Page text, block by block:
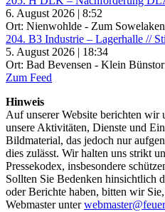
6. August 2026 | 8:52
Ort: Nienwohlde - Zum Sowelaken
204. B3 Industrie – Lagerhalle //
5. August 2026 | 18:34
Ort: Bad Bevensen - Klein
Zum Feed
Hinweis
Auf unserer Website berichten wir
unsere Aktivitäten, Dienste und
Bildmaterial, das jedoch nur
dies zulässt. Wir halten uns strikt
Pressekodex, insbesondere
Sollten Sie Bedenken hinsichtlich
oder Berichte haben, bitten wir
Webmaster unter